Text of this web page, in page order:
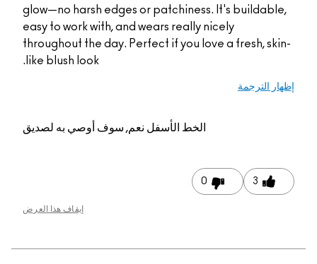
glow—no harsh edges or patchiness. It's
easy to work with, and wears really nicely
throughout the day. Perfect if you love a fresh,
like blush look.
الترجمة
الخط الأسفلنعم, سوف أوصي به لصديق
3
0
إيقاف هذا العرض